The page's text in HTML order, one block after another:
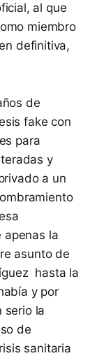
al que
miembro
definitiva,
de
fake con
para
y
a un
apenas la
asunto de
hasta la
y por
serio la
de
sanitaria